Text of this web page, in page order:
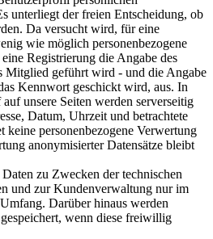
unterliegt der freien Entscheidung, ob
Da versucht wird, für eine
wie möglich personenbezogene
Registrierung die Angabe des
Mitglied geführt wird - und die Angabe
Kennwort geschickt wird, aus. In
unsere Seiten werden serverseitig
Datum, Uhrzeit und betrachtete
keine personenbezogene Verwertung
anonymisierter Datensätze bleibt
zu Zwecken der technischen
und zur Kundenverwaltung nur im
Darüber hinaus werden
wenn diese freiwillig